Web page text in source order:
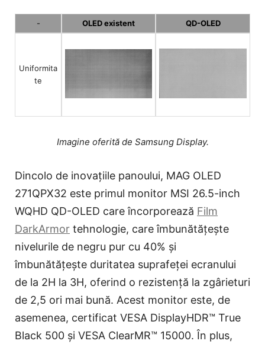
- OLED existent QD-OLED
Uniformita
te
Imagine oferită de Samsung Display.
Dincolo de inovațiile panoului, MAG OLED
271QPX32 este primul monitor MSI 26.5-inch
WQHD QD-OLED care încorporează Film
DarkArmor tehnologie, care îmbunătățește
nivelurile de negru pur cu 40% și
îmbunătățește duritatea suprafeței ecranului
de la 2H la 3H, oferind o rezistență la zgârieturi
de 2,5 ori mai bună. Acest monitor este, de
asemenea, certificat VESA DisplayHDR™ True
Black 500 și VESA ClearMR™ 15000. În plus,